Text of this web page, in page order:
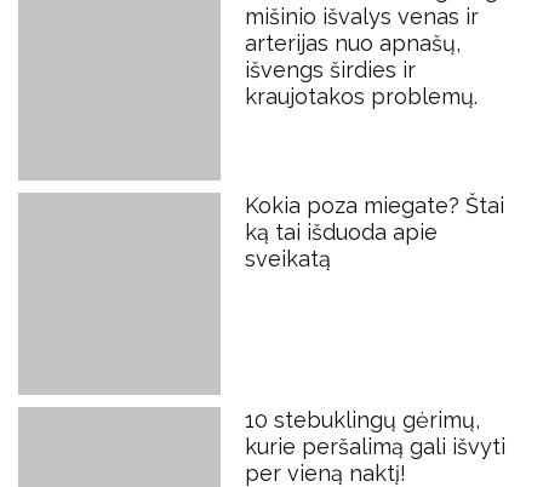
mišinio išvalys venas ir
arterijas nuo apnašų,
išvengs širdies ir
kraujotakos problemų.
Kokia poza miegate? Štai
ką tai išduoda apie
sveikatą
10 stebuklingų gėrimų,
kurie peršalimą gali išvyti
per vieną naktį!